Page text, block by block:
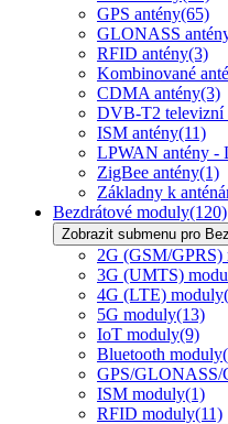
GPS antény(65)
GLONASS
RFID antény(3)
Kombinované
CDMA antény(3)
DVB-T2 televizní
ISM antény(11)
LPWAN antény -
ZigBee antény(1)
Základny k
Bezdrátové moduly(120)
Zobrazit submenu pro
2G (GSM/GPRS)
3G (UMTS)
4G (LTE) moduly
5G moduly(13)
IoT moduly(9)
Bluetooth moduly
GPS/GLONASS/
ISM moduly(1)
RFID moduly(11)